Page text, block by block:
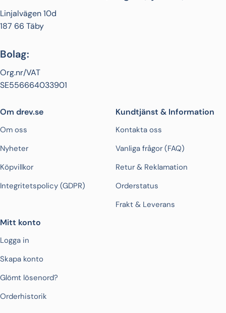
Linjalvägen 10d
187 66 Täby
Bolag:
Org.nr/VAT
SE556664033901
Om drev.se
Om oss
Nyheter
Köpvillkor
Integritetspolicy (GDPR)
Kundtjänst & Information
Kontakta oss
Vanliga frågor (FAQ)
Retur & Reklamation
Orderstatus
Frakt & Leverans
Mitt konto
Logga in
Skapa konto
Glömt lösenord?
Orderhistorik